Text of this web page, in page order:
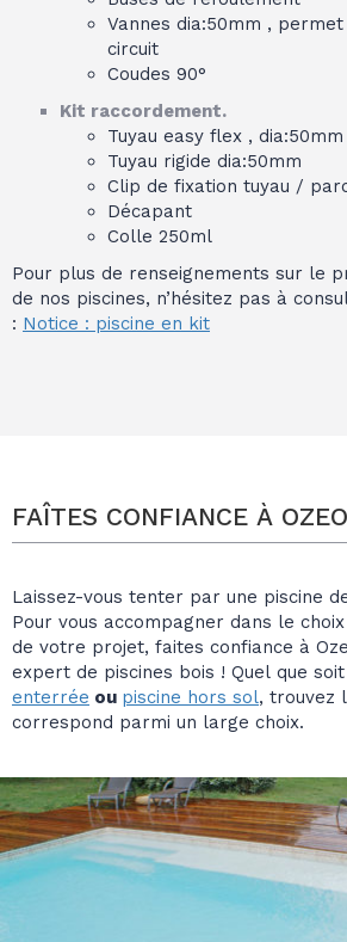
Vannes dia:50mm , permet
circuit
Coudes 90°
Kit raccordement.
Tuyau easy flex , dia:50mm
Tuyau rigide dia:50mm
Clip de fixation tuyau /
Décapant
Colle 250ml
Pour plus de renseignements sur le
de nos piscines, n’hésitez pas à
: Notice : piscine en kit
FAÎTES CONFIANCE À
Laissez-vous tenter par une piscine
Pour vous accompagner dans le
de votre projet, faites confiance à
expert de piscines bois ! Quel que
enterrée ou piscine hors sol, trouvez
correspond parmi un large choix.